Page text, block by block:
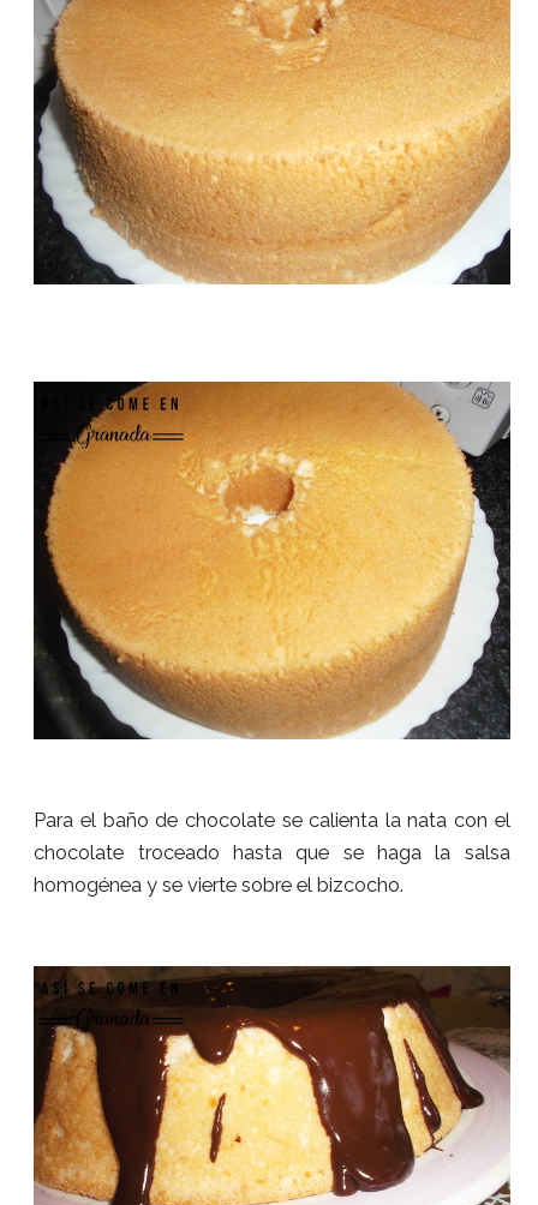
Para el baño de chocolate se calienta la nata con el
chocolate troceado hasta que se haga la salsa
homogénea y se vierte sobre el bizcocho.